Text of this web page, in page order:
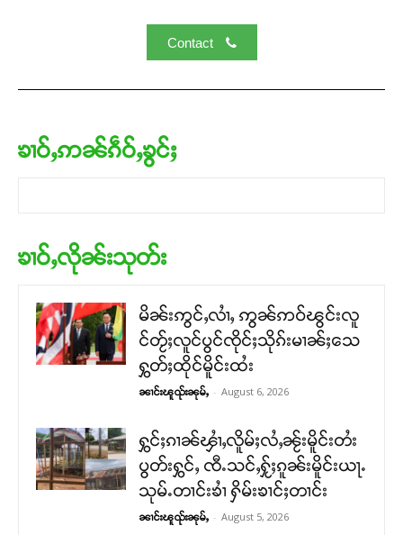
Contact
ၶၢဝ်ႇဢၼ်ၵဵဝ်ႇၶွင်ႈ
ၶၢဝ်ႇလိုၼ်းသုတ်း
မိၼ်းဢွင်ႇလၢႆႇ ဢွၼ်ဢဝ်ၽွင်းလူ
င်တႂ်ႈလူင်ပွင်ၸိုင်ႈသိုၵ်းမၢၼ်ႈသေ
ႁွတ်ႈထိုင်မိူင်းထႆး
ၼၢင်းၽူၺ်းၼုမ်ႇ - August 6, 2026
ႁွင်ႈၵၢၼ်ၾၢႆႇလိူမ်ႈလႆႇၼႂ်းမိူင်းတႆး
ပွတ်းႁွင်ႇ ၸီႉသင်ႇႁႂ်ႈၵူၼ်းမိူင်းယႃႉ
သုမ်ႉတၢင်းၶၢႆ ႁိမ်းၶၢင်ႈတၢင်း
ၼၢင်းၽူၺ်းၼုမ်ႇ - August 5, 2026